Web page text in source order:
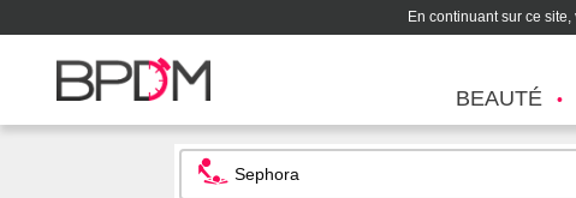
En continuant sur ce
BEAUTÉ